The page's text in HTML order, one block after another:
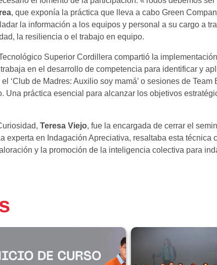
, que exponía la práctica que lleva a cabo Green
la información a los equipos y personal a su cargo a
la resiliencia o el trabajo en equipo.
Superior Cordillera compartió la
en el desarrollo de competencia para identificar y
‘Club de Madres: Auxilio soy mamá’ o sesiones de
Una práctica esencial para alcanzar los objetivos
Teresa Viejo, fue la encargada de cerrar el
experta en Indagación Apreciativa, resaltaba esta técnica
y la promoción de la inteligencia colectiva para